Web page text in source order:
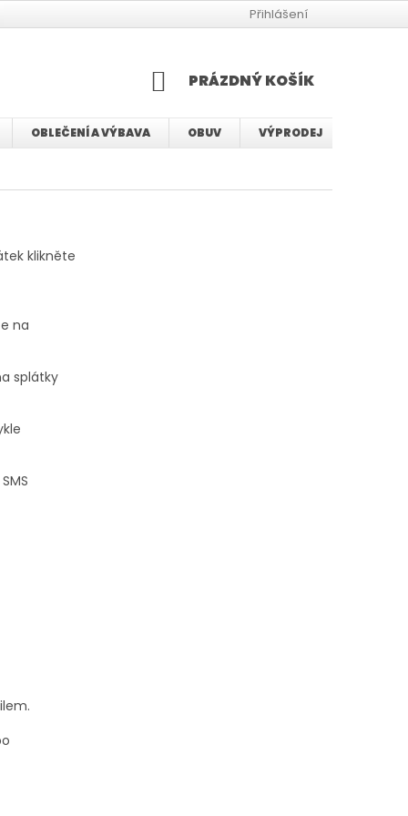
JAK VYBRAT VELIKOST KOLA
Přihlášení
NÁKUPNÍ
PRÁZDNÝ KOŠÍK
OBLEČENÍ A VÝBAVA OBUV VÝPRODEJ
klikněte
na
splátky